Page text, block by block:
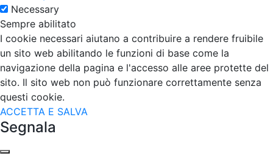
Necessary
Sempre abilitato
I cookie necessari aiutano a contribuire a rendere fruibile
un sito web abilitando le funzioni di base come la
navigazione della pagina e l'accesso alle aree protette del
sito. Il sito web non può funzionare correttamente senza
questi cookie.
ACCETTA E SALVA
Segnala